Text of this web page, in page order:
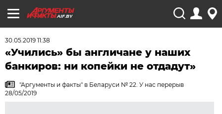
AIF.BY
30.05.2019 11:38
«Учились» бы англичане у наших
банкиров: ни копейки не отдадут»
"Аргументы и факты" в Беларуси № 22. У нас перерыв
28/05/2019